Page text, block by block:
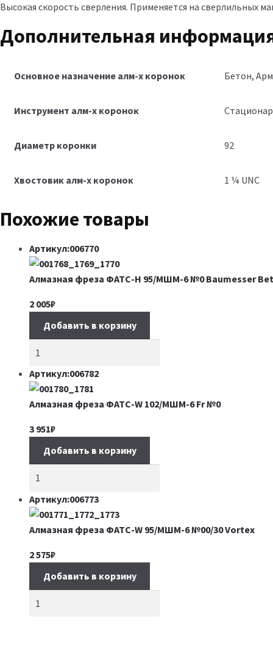
Высокая скорость сверления. Применяется на сверлильных
Дополнительная
Основное назначение алм-х коронок Бетон,
Инструмент алм-х коронок
Диаметр коронки 92
Хвостовик алм-х коронок 1 ¼ UNC
Похожие товары
Артикул:006770
Алмазная фреза ФАТС-H 95/МШМ-6 №0 Baumesser
2 005₽
Добавить в корзину
Артикул:006782
Алмазная фреза ФАТС-W 102/МШМ-6 Fr №0
3 951₽
Добавить в корзину
Артикул:006773
Алмазная фреза ФАТС-W 95/МШМ-6 №00/30 Vortex
2 575₽
Добавить в корзину